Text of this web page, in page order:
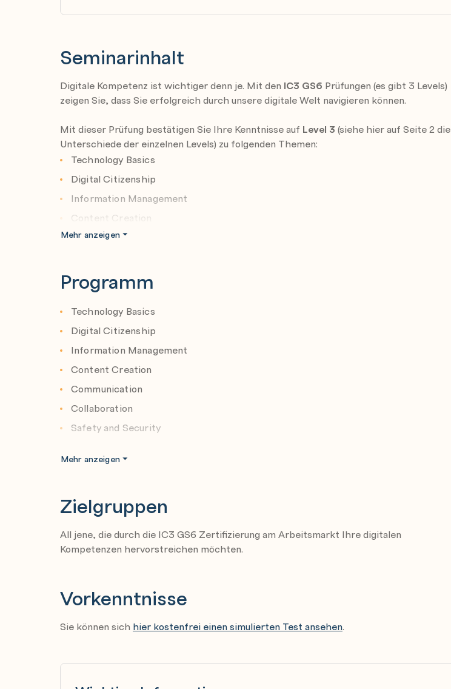
Seminarinhalt
Digitale Kompetenz ist wichtiger denn je. Mit den IC3 GS6 Prüfungen (es gibt 3 Levels)
zeigen Sie, dass Sie erfolgreich durch unsere digitale Welt navigieren können.
Mit dieser Prüfung bestätigen Sie Ihre Kenntnisse auf Level 3 (siehe hier auf Seite 2 die
Unterschiede der einzelnen Levels) zu folgenden Themen:
Technology Basics
Digital Citizenship
Information Management
Content Creation
Communication
Safety and Security
Hier geht es zur
Level 1 Prüfung
Level 2Prüfung
Die Prüfung können Sie bequem
Profitieren Sie vom Angebot der
ETC Seminarzentrum
Was sind die technischen Voraussetzungen für eine virtuelle Prüfung?
Certiport Account
Hier finden Sie eineAufstellung der System-Anforderungen
Mehr anzeigen
Programm
Technology Basics
Digital Citizenship
Information Management
Content Creation
Communication
Collaboration
Safety and Security
Mehr Details finden Sie hier.
Mehr anzeigen
Zielgruppen
All jene, die durch die IC3 GS6 Zertifizierung am Arbeitsmarkt Ihre digitalen
Kompetenzen hervorstreichen möchten.
Vorkenntnisse
Sie können sich hier kostenfrei einen simulierten Test ansehen.